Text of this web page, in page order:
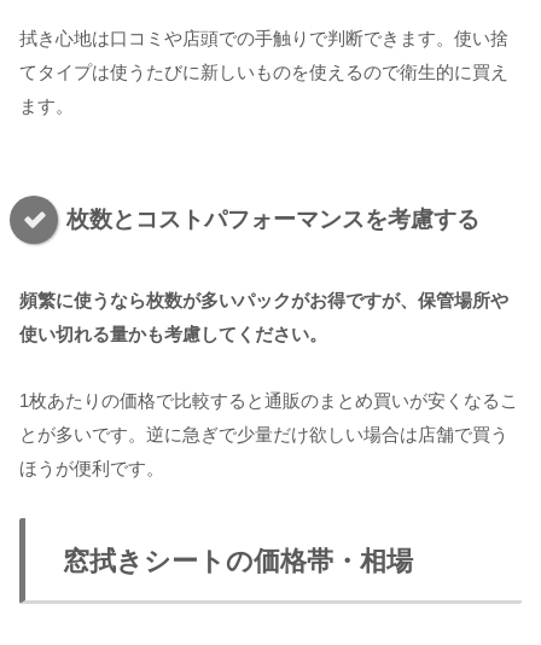
拭き心地は口コミや店頭での手触りで判断できます。使い捨
てタイプは使うたびに新しいものを使えるので衛生的に買え
ます。
枚数とコストパフォーマンスを考慮する
頻繁に使うなら枚数が多いパックがお得ですが、保管場所や
使い切れる量かも考慮してください。
1枚あたりの価格で比較すると通販のまとめ買いが安くなるこ
とが多いです。逆に急ぎで少量だけ欲しい場合は店舗で買う
ほうが便利です。
窓拭きシートの価格帯・相場